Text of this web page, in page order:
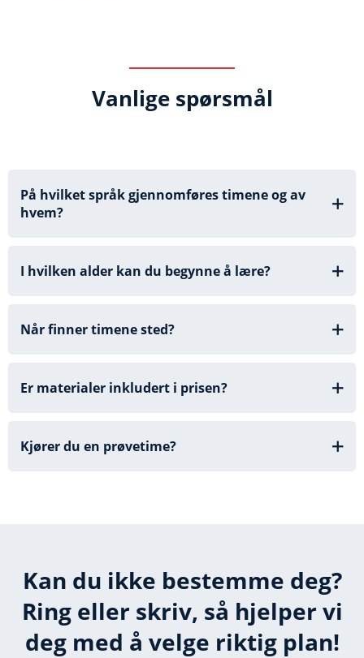
Vanligespørsmål
På hvilket språk gjennomføres timene og av
hvem?
I hvilken alder kan du begynne å lære?
Når finner timene sted?
Er materialer inkludert i prisen?
Kjører du en prøvetime?
Kan du ikke bestemme deg?
Ring eller skriv, så hjelper vi
deg med å velge riktig plan!